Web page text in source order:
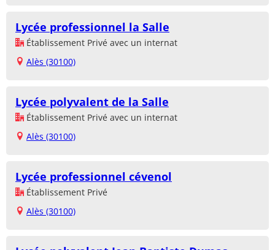
Lycée professionnel la Salle
Établissement Privé avec un internat
Alès (30100)
Lycée polyvalent de la Salle
Établissement Privé avec un internat
Alès (30100)
Lycée professionnel cévenol
Établissement Privé
Alès (30100)